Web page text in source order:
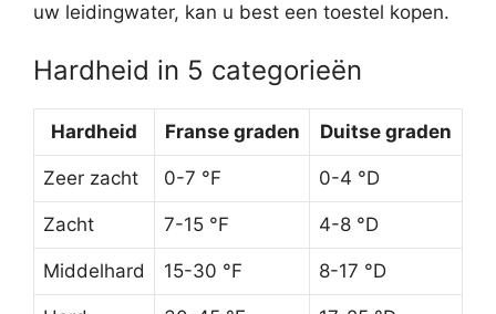
uw leidingwater, kan u best een toestel kopen.
Hardheid in 5 categorieën
Hardheid Franse graden Duitse graden
Zeer zacht 0-7 °F 0-4 °D
Zacht 7-15 °F 4-8 °D
Middelhard 15-30 °F 8-17 °D